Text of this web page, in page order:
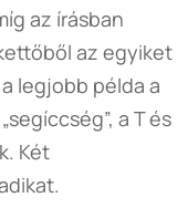
az írásban
az egyiket
legjobb példa a
a T és
Két